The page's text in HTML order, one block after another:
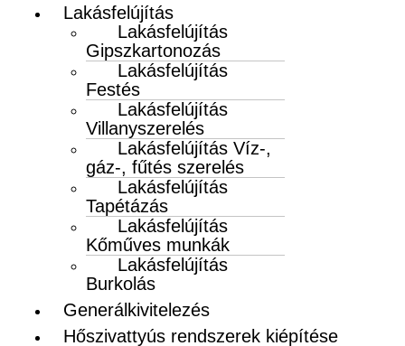
Lakásfelújítás
Lakásfelújítás
Gipszkartonozás
Lakásfelújítás
Festés
Lakásfelújítás
Villanyszerelés
Lakásfelújítás Víz-,
gáz-, fűtés szerelés
Lakásfelújítás
Tapétázás
Lakásfelújítás
Kőműves munkák
Lakásfelújítás
Burkolás
Generálkivitelezés
Hőszivattyús rendszerek kiépítése